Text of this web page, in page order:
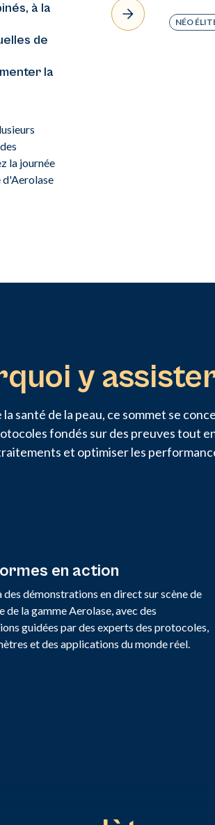
à la
de
la
la journée
d'Aerolase
NÉO
y
santé de la peau, ce sommet se
fondés sur des preuves tout
et optimiser les
en action
des démonstrations en direct sur scène de
de la gamme Aerolase, avec des
guidées par des experts des protocoles,
et des applications du monde réel.